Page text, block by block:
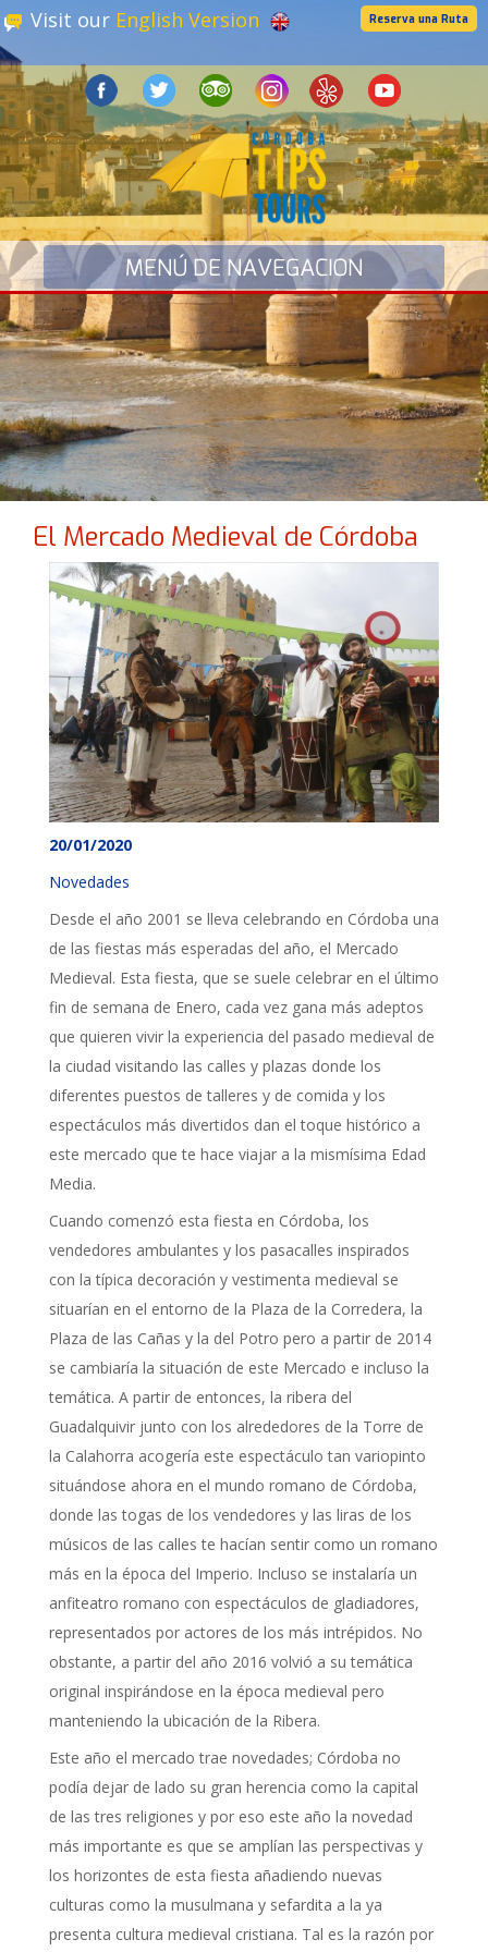
Visit our English Version Reserva una Ruta
El Mercado Medieval de Córdoba
20/01/2020
Novedades
Desde el año 2001 se lleva celebrando en Córdoba una
de las fiestas más esperadas del año, el Mercado
Medieval. Esta fiesta, que se suele celebrar en el último
fin de semana de Enero, cada vez gana más adeptos
que quieren vivir la experiencia del pasado medieval de
la ciudad visitando las calles y plazas donde los
diferentes puestos de talleres y de comida y los
espectáculos más divertidos dan el toque histórico a
este mercado que te hace viajar a la mismísima Edad
Media.
Cuando comenzó esta fiesta en Córdoba, los
vendedores ambulantes y los pasacalles inspirados
con la típica decoración y vestimenta medieval se
situarían en el entorno de la Plaza de la Corredera, la
Plaza de las Cañas y la del Potro pero a partir de 2014
se cambiaría la situación de este Mercado e incluso la
temática. A partir de entonces, la ribera del
Guadalquivir junto con los alrededores de la Torre de
la Calahorra acogería este espectáculo tan variopinto
situándose ahora en el mundo romano de Córdoba,
donde las togas de los vendedores y las liras de los
músicos de las calles te hacían sentir como un romano
más en la época del Imperio. Incluso se instalaría un
anfiteatro romano con espectáculos de gladiadores,
representados por actores de los más intrépidos. No
obstante, a partir del año 2016 volvió a su temática
original inspirándose en la época medieval pero
manteniendo la ubicación de la Ribera.
Este año el mercado trae novedades; Córdoba no
podía dejar de lado su gran herencia como la capital
de las tres religiones y por eso este año la novedad
más importante es que se amplían las perspectivas y
los horizontes de esta fiesta añadiendo nuevas
culturas como la musulmana y sefardita a la ya
presenta cultura medieval cristiana. Tal es la razón por